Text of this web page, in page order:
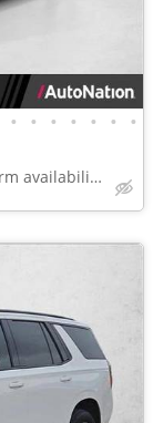
• • • • • • •
Call (888) 201-6517 to confirm availability - May 14th